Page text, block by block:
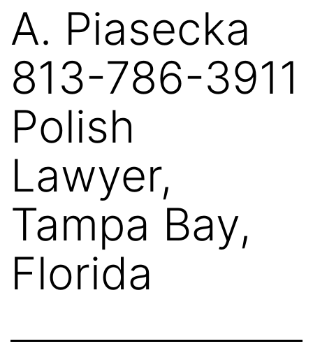
A. Piasecka
813-786-3911
Polish
Lawyer,
Tampa Bay,
Florida